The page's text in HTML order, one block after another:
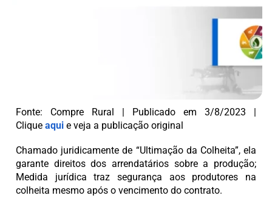
Fonte: Compre Rural | Publicado em 3/8/2023 |
Clique aqui e veja a publicação original
Chamado juridicamente de “Ultimação da Colheita”, ela
garante direitos dos arrendatários sobre a produção;
Medida jurídica traz segurança aos produtores na
colheita mesmo após o vencimento do contrato.